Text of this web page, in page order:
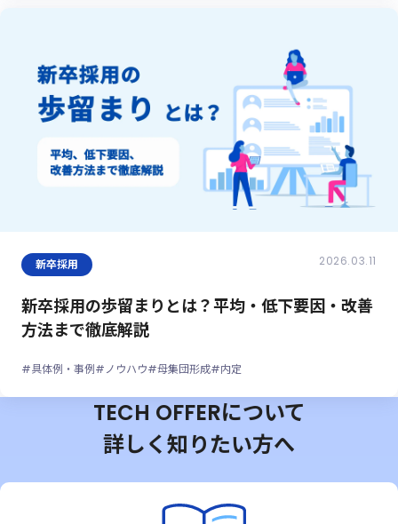
新卒採用 2026.03.11
新卒採用の歩留まりとは？平均・低下要因・改善
方法まで徹底解説
#具体例・事例#ノウハウ#母集団形成#内定
TECH OFFERについて
詳しく知りたい方へ